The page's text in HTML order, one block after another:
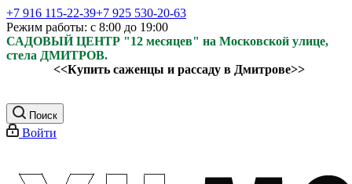
+7 916 115-22-39+7 925 530-20-63
Режим работы: с 8:00 до 19:00
САДОВЫЙ ЦЕНТР "12 месяцев" на Московской улице,
стела ДМИТРОВ.
<<Купить саженцы и рассаду в Дмитрове>>
Поиск
Войти